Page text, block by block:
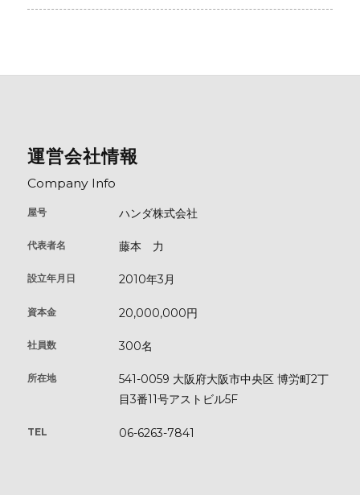
運営会社情報
Company Info
屋号 ハンダ株式会社
代表者名 藤本 ⼒
設立年月日 2010年3⽉
資本金 20,000,000円
社員数 300名
所在地
541-0059 ⼤阪府⼤阪市中央区 博労町2丁
⽬3番11号アストビル5F
TEL 06-6263-7841